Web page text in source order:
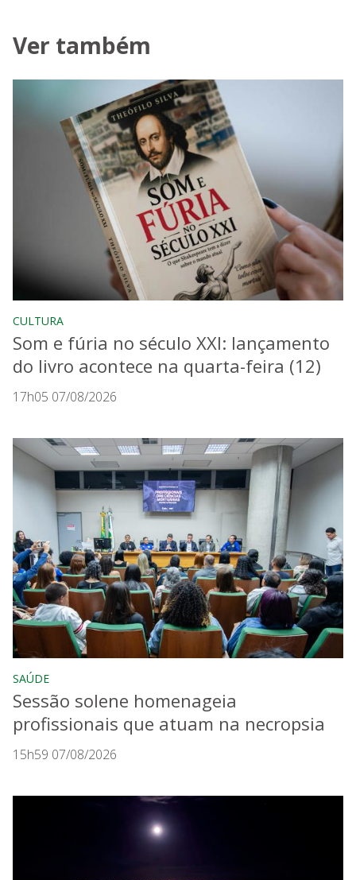
Ver também
CULTURA
Som e fúria no século XXI: lançamento
do livro acontece na quarta-feira (12)
17h05 07/08/2026
SAÚDE
Sessão solene homenageia
profissionais que atuam na necropsia
15h59 07/08/2026